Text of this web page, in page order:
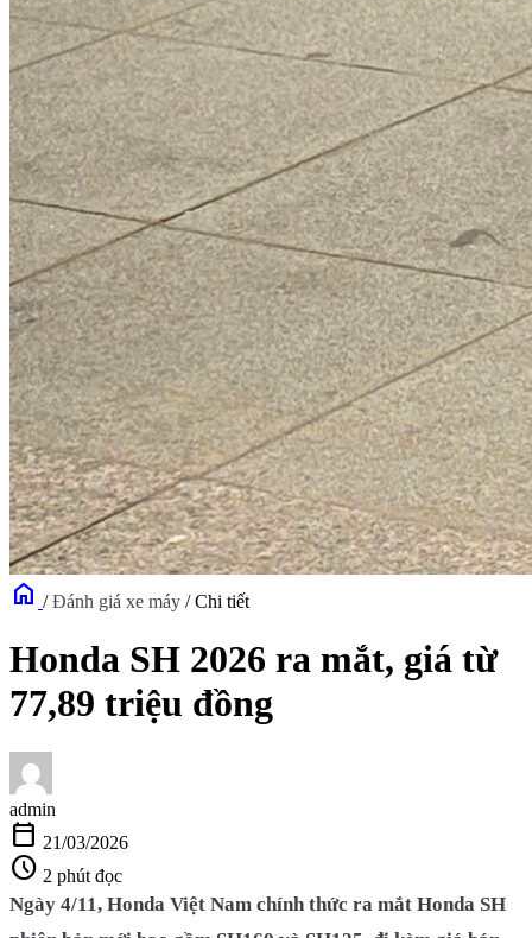
home / Đánh giá xe máy / Chi tiết
Honda SH 2026 ra mắt, giá từ
77,89 triệu đồng
admin
calendar_today 21/03/2026
schedule 2 phút đọc
Ngày 4/11, Honda Việt Nam chính thức ra mắt Honda SH